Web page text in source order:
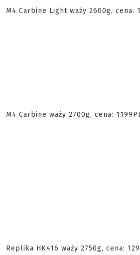
M4 Carbine Light waży 2600g, cena:
M4 Carbine waży 2700g, cena:
Replika HK416 waży 2750g, cena: